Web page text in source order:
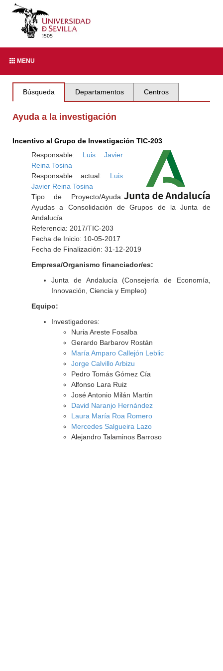
MENU
Búsqueda Departamentos Centros
Ayuda a la investigación
Incentivo al Grupo de Investigación TIC-203
Responsable: Luis Javier
Reina Tosina
Responsable actual: Luis
Javier Reina Tosina
Tipo de Proyecto/Ayuda:
Ayudas a Consolidación de Grupos de la Junta de
Andalucía
Referencia: 2017/TIC-203
Fecha de Inicio: 10-05-2017
Fecha de Finalización: 31-12-2019
Empresa/Organismo financiador/es:
Junta de Andalucía (Consejería de Economía,
Innovación, Ciencia y Empleo)
Equipo:
Investigadores:
Nuria Areste Fosalba
Gerardo Barbarov Rostán
María Amparo Callejón Leblic
Jorge Calvillo Arbizu
Pedro Tomás Gómez Cía
Alfonso Lara Ruiz
José Antonio Milán Martín
David Naranjo Hernández
Laura María Roa Romero
Mercedes Salgueira Lazo
Alejandro Talaminos Barroso